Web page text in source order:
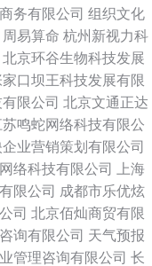
务有限公司 组织文化
周易算命 杭州新视力科
北京环谷生物科技发展
家口坝王科技发展有限
限公司 北京文通正达
苏鸣蛇网络科技有限公
业营销策划有限公司
络科技有限公司
上海
限公司 成都市乐优炫
司 北京佰灿商贸有限
询有限公司 天气预报
管理咨询有限公司 长